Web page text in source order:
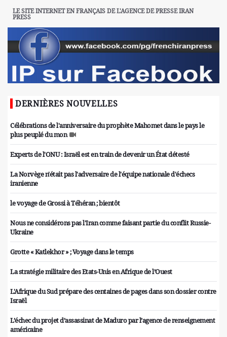
LE SITE INTERNET EN FRANÇAIS DE L'AGENCE DE PRESSE IRAN
PRESS
DERNIÈRES NOUVELLES
Célébrations de l'anniversaire du prophète Mahomet dans le pays le
plus peuplé du mon
Experts de l'ONU : Israël est en train de devenir un État détesté
La Norvège n'était pas l'adversaire de l'équipe nationale d'échecs
iranienne
le voyage de Grossi à Téhéran ; bientôt
Nous ne considérons pas l'Iran comme faisant partie du conflit Russie-
Ukraine
Grotte « Katlekhor » ; Voyage dans le temps
La stratégie militaire des Etats-Unis en Afrique de l’Ouest
L'Afrique du Sud prépare des centaines de pages dans son dossier contre
Israël
L’échec du projet d’assassinat de Maduro par l’agence de renseignement
américaine